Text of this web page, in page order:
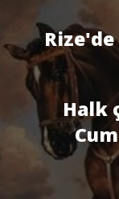
Halk